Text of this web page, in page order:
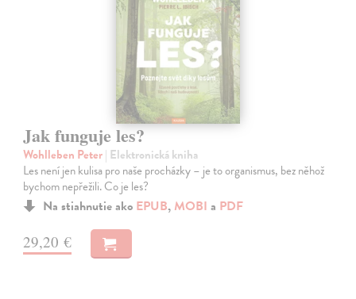
Jak funguje les?
Wohlleben Peter| Elektronická kniha
Les není jen kulisa pro naše procházky – je to organismus, bez něhož
bychom nepřežili. Co je les?
Na stiahnutie ako EPUB, MOBI a PDF
29,20 €